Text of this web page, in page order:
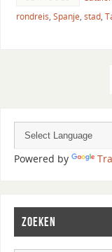
rondreis, Spanje, stad,
Powered by
ZOEKEN